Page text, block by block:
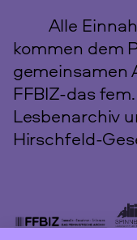
Alle
kommen dem
gemeinsamen
FFBIZ-das
Lesbenarchiv
Hirschfeld-